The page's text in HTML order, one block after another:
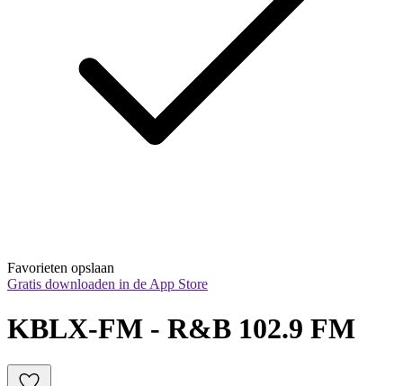
Favorieten opslaan
Gratis downloaden in de App Store
KBLX-FM - R&B 102.9 FM